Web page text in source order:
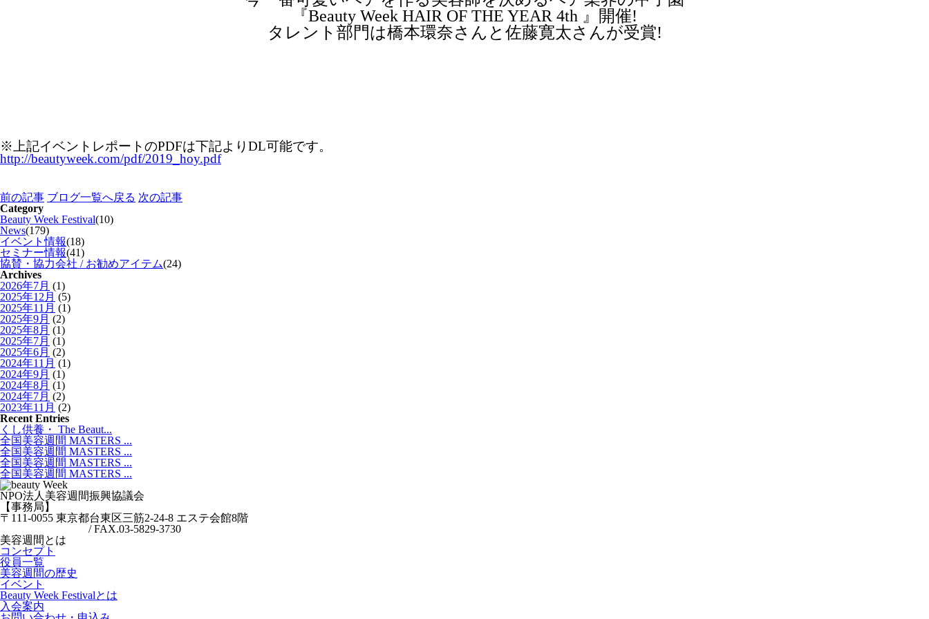
『Beauty Week HAIR OF THE YEAR 4th 』開催!
タレント部門は橋本環奈さんと佐藤寛太さんが受賞!
※上記イベントレポートのPDFは下記よりDL可能です。
http://beautyweek.com/pdf/2019_hoy.pdf
前の記事 ブログ一覧へ戻る 次の記事
Category
Beauty Week Festival(10)
News(179)
イベント情報(18)
セミナー情報(41)
協賛・協力会社 / お勧めアイテム(24)
Archives
2026年7月 (1)
2025年12月 (5)
2025年11月 (1)
2025年9月 (2)
2025年8月 (1)
2025年7月 (1)
2025年6月 (2)
2024年11月 (1)
2024年9月 (1)
2024年8月 (1)
2024年7月 (2)
2023年11月 (2)
Recent Entries
くし供養・ The Beaut...
全国美容週間 MASTERS ...
全国美容週間 MASTERS ...
全国美容週間 MASTERS ...
全国美容週間 MASTERS ...
NPO法人美容週間振興協議会
【事務局】
〒111-0055 東京都台東区三筋2-24-8 エステ会館8階
/ FAX.03-5829-3730
美容週間とは
コンセプト
役員一覧
美容週間の歴史
イベント
Beauty Week Festivalとは
入会案内